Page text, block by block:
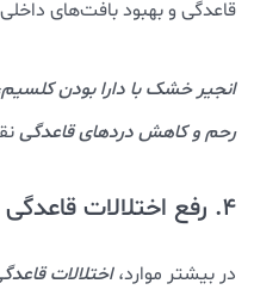
قاعدگی و بهبود بافت‌های
انجیر خشک با دارا بودن
رحم و کاهش دردهای قاعدگی
4. رفع اختلالات قاعدگی با مصرف انجیر خشک
در بیشتر موارد،اختلالات